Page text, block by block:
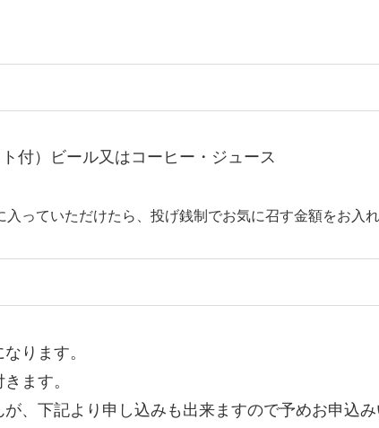
付）ビール又はコーヒー・ジュース
っていただけたら、投げ銭制でお気に召す金額をお入れ
ります。
ます。
、下記より申し込みも出来ますので予めお申込